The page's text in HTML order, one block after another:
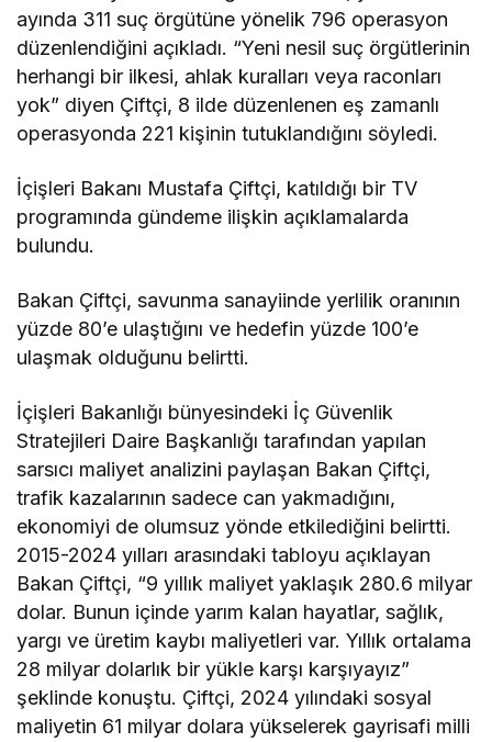
ayında 311 suç örgütüne yönelik 796 operasyon
düzenlendiğini açıkladı. “Yeni nesil suç örgütlerinin
herhangi bir ilkesi, ahlak kuralları veya raconları
yok” diyen Çiftçi, 8 ilde düzenlenen eş zamanlı
operasyonda 221 kişinin tutuklandığını söyledi.
İçişleri Bakanı Mustafa Çiftçi, katıldığı bir TV
programında gündeme ilişkin açıklamalarda
bulundu.
Bakan Çiftçi, savunma sanayiinde yerlilik oranının
yüzde 80’e ulaştığını ve hedefin yüzde 100’e
ulaşmak olduğunu belirtti.
İçişleri Bakanlığı bünyesindeki İç Güvenlik
Stratejileri Daire Başkanlığı tarafından yapılan
sarsıcı maliyet analizini paylaşan Bakan Çiftçi,
trafik kazalarının sadece can yakmadığını,
ekonomiyi de olumsuz yönde etkilediğini belirtti.
2015-2024 yılları arasındaki tabloyu açıklayan
Bakan Çiftçi, “9 yıllık maliyet yaklaşık 280.6 milyar
dolar. Bunun içinde yarım kalan hayatlar, sağlık,
yargı ve üretim kaybı maliyetleri var. Yıllık ortalama
28 milyar dolarlık bir yükle karşı karşıyayız”
şeklinde konuştu. Çiftçi, 2024 yılındaki sosyal
maliyetin 61 milyar dolara yükselerek gayrisafi milli